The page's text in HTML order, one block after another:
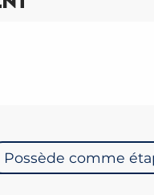
Possède comme